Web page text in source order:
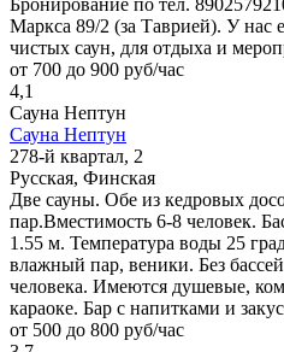
Маркса 89/2 (за Таврией). У нас
чистых саун, для отдыха и
от 700 до 900 руб/час
4,1
Сауна Нептун
Сауна Нептун
278-й квартал, 2
Русская, Финская
Две сауны. Обе из кедровых
пар.Вместимость 6-8 человек.
1.55 м. Температура воды 25
влажный пар, веники. Без
человека. Имеются душевые,
караоке. Бар с напитками и
от 500 до 800 руб/час